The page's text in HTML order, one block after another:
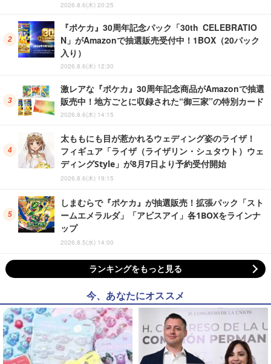
2026.8.6(木) 20:25
『ポケカ』30周年記念パック「30th CELEBRATIO
N」がAmazonで抽選販売受付中！1BOX（20パック
入り）
2026.8.6(木) 12:30
激レアな『ポケカ』30周年記念商品がAmazonで抽選
販売中！地方ごとに収録された“御三家”の特別カード
2026.8.6(木) 14:15
太ももにも目が惹かれるウェディング姿のライザ！
フィギュア「ライザ（ライザリン・シュタウト）ウェ
ディングStyle」が8月7日より予約受付開始
2026.8.6(木) 19:15
しまむらで『ポケカ』が抽選販売！拡張パック「スト
ームエメラルダ」「アビスアイ」各1BOXをラインナ
ップ
2026.8.5(水) 14:00
ランキングをもっと見る
今、あなたにオススメ